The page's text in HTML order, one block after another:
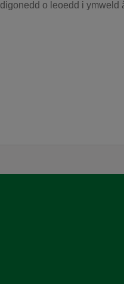
digonedd o leoedd i ymweld